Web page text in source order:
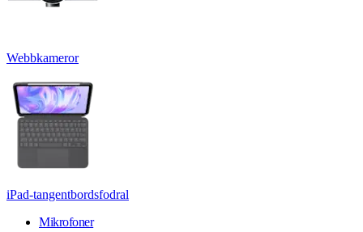
Webbkameror
iPad-tangentbordsfodral
Mikrofoner